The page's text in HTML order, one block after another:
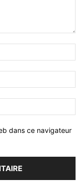
dans ce navigateur